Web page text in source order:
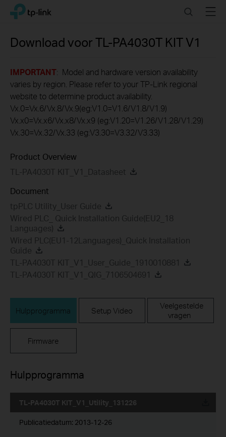
Click
navigation
TP-Link, Reliably Smart SearchMenu
Download voorTL-PA4030T KITV1
IMPORTANT: Model and hardware version availability
varies by region. Please refer to your TP-Link regional
website to determine product availability.
Vx.0=Vx.6/Vx.8/Vx.9(eg:V1.0=V1.6/V1.8/V1.9)
Vx.x0=Vx.x6/Vx.x8/Vx.x9 (eg:V1.20=V1.26/V1.28/V1.29)
Vx.30=Vx.32/Vx.33 (eg:V3.30=V3.32/V3.33)
Product Overview
TL-PA4030T KIT_V1_Datasheet
Document
tpPLC Utility_User Guide
Wired PLC_ Quick Installation Guide(EU2_18
Languages)
Wired PLC(EU1-12Languages)_Quick Installation
Guide
TL-PA4030T KIT_V1_User_Guide_1910010881
TL-PA4030T KIT_V1_QIG_7106504691
Hulpprogramma Setup Video
Veelgestelde
vragen
Firmware
Hulpprogramma
TL-PA4030T KIT_V1_Utility_131226
Publicatiedatum: 2013-12-26